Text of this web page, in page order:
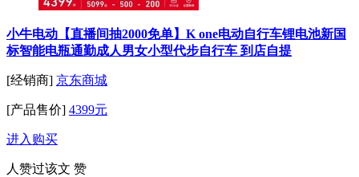
小牛电动【直播间抽2000免单】K one电动自行车锂电池新国
标智能电瓶通勤成人男女小型代步自行车 到店自提
[经销商] 京东商城
[产品售价] 4399元
进入购买
人赞过该文 赞